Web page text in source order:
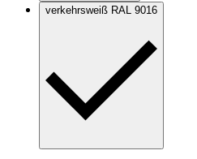
verkehrsweiß RAL 9016